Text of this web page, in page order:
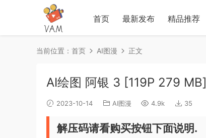
首页 最新发布 精品推荐
当前位置： 首页 AI图漫 正文
‎AI绘图 阿银 3 [119P 279 MB]
2023-10-14 AI图漫 4.9k 35
解压码请看购买按钮下面说明.